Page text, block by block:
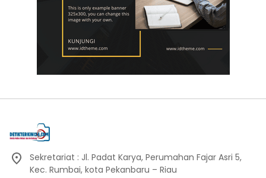
Sekretariat : Jl. Padat Karya, Perumahan Fajar Asri 5,
Kec. Rumbai, kota Pekanbaru – Riau